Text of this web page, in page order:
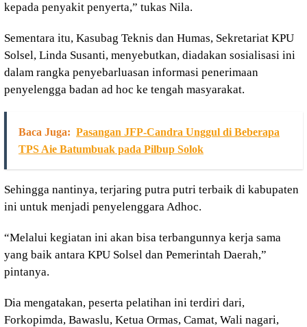
kepada penyakit penyerta,” tukas Nila.
Sementara itu, Kasubag Teknis dan Humas, Sekretariat KPU
Solsel, Linda Susanti, menyebutkan, diadakan sosialisasi ini
dalam rangka penyebarluasan informasi penerimaan
penyelengga badan ad hoc ke tengah masyarakat.
Baca Juga: Pasangan JFP-Candra Unggul di Beberapa
TPS Aie Batumbuak pada Pilbup Solok
Sehingga nantinya, terjaring putra putri terbaik di kabupaten
ini untuk menjadi penyelenggara Adhoc.
“Melalui kegiatan ini akan bisa terbangunnya kerja sama
yang baik antara KPU Solsel dan Pemerintah Daerah,”
pintanya.
Dia mengatakan, peserta pelatihan ini terdiri dari,
Forkopimda, Bawaslu, Ketua Ormas, Camat, Wali nagari,